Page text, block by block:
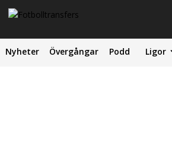
Nyheter Övergångar Podd Ligor